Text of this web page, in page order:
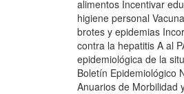
alimentos Incentivar
higiene personal
brotes y epidemias
contra la hepatitis A al
epidemiológica de la
Boletín Epidemiológico
Anuarios de Morbilidad